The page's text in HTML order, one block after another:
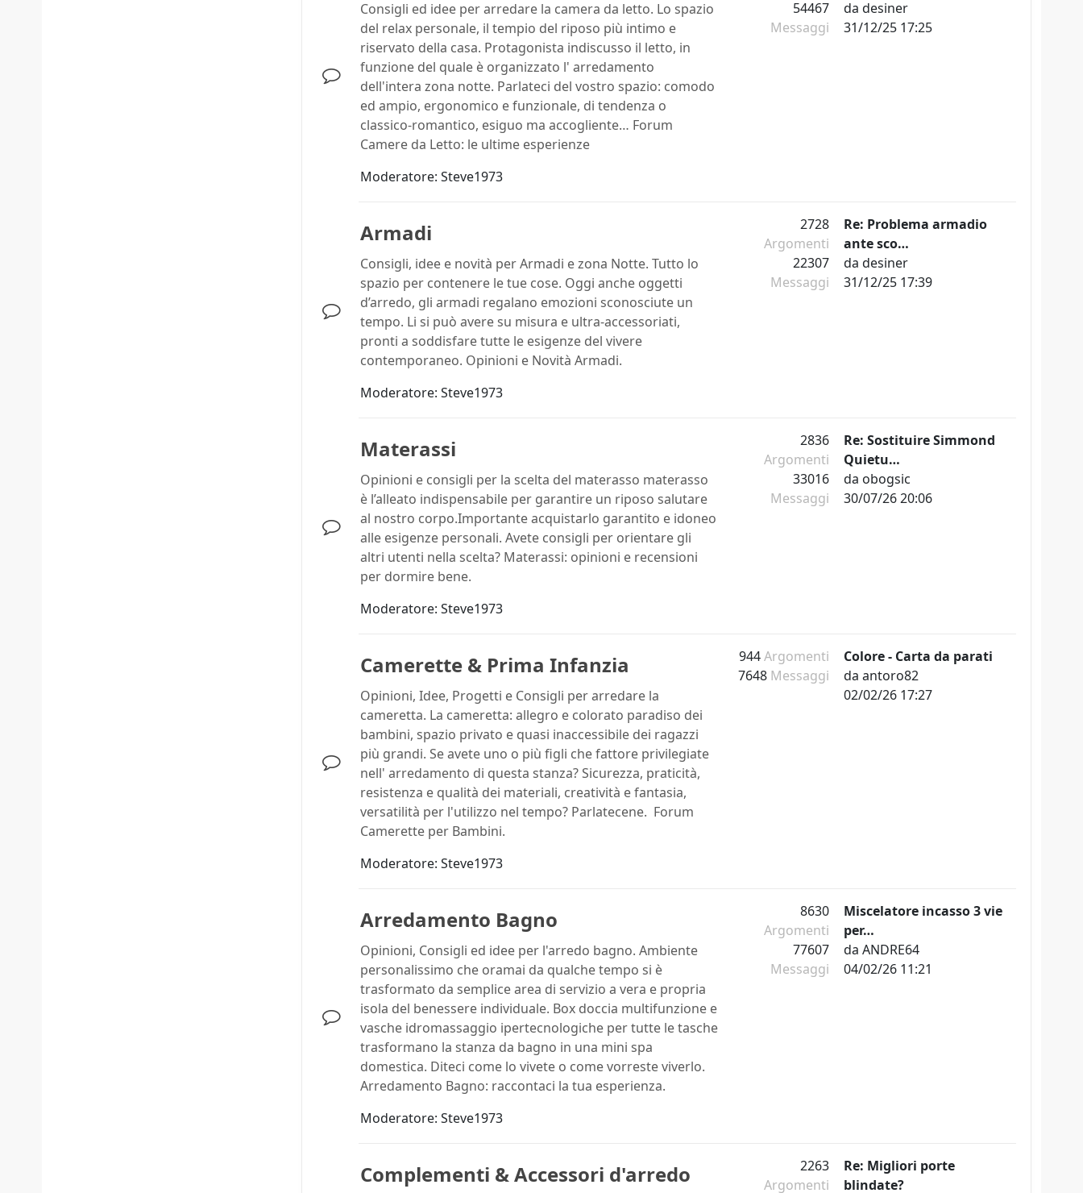
Consigli ed idee per arredare la camera da letto. Lo spazio
del relax personale, il tempio del riposo più intimo e
riservato della casa. Protagonista indiscusso il letto, in
funzione del quale è organizzato l' arredamento
dell'intera zona notte. Parlateci del vostro spazio: comodo
ed ampio, ergonomico e funzionale, di tendenza o
classico-romantico, esiguo ma accogliente… Forum
Camere da Letto: le ultime esperienze
Moderatore: Steve1973
54467
Messaggi
da desiner
31/12/25 17:25
Armadi
Consigli, idee e novità per Armadi e zona Notte. Tutto lo
spazio per contenere le tue cose. Oggi anche oggetti
d’arredo, gli armadi regalano emozioni sconosciute un
tempo. Li si può avere su misura e ultra-accessoriati,
pronti a soddisfare tutte le esigenze del vivere
contemporaneo. Opinioni e Novità Armadi.
Moderatore: Steve1973
2728
Argomenti
22307
Messaggi
Re: Problema armadio
ante sco…
da desiner
31/12/25 17:39
Materassi
Opinioni e consigli per la scelta del materasso materasso
è l’alleato indispensabile per garantire un riposo salutare
al nostro corpo.Importante acquistarlo garantito e idoneo
alle esigenze personali. Avete consigli per orientare gli
altri utenti nella scelta? Materassi: opinioni e recensioni
per dormire bene.
Moderatore: Steve1973
2836
Argomenti
33016
Messaggi
Re: Sostituire Simmond
Quietu…
da obogsic
30/07/26 20:06
Camerette & Prima Infanzia
Opinioni, Idee, Progetti e Consigli per arredare la
cameretta. La cameretta: allegro e colorato paradiso dei
bambini, spazio privato e quasi inaccessibile dei ragazzi
più grandi. Se avete uno o più figli che fattore privilegiate
nell' arredamento di questa stanza? Sicurezza, praticità,
resistenza e qualità dei materiali, creatività e fantasia,
versatilità per l'utilizzo nel tempo? Parlatecene. Forum
Camerette per Bambini.
Moderatore: Steve1973
944Argomenti
7648 Messaggi
Colore - Carta da parati
da antoro82
02/02/26 17:27
Arredamento Bagno
Opinioni, Consigli ed idee per l'arredo bagno. Ambiente
personalissimo che oramai da qualche tempo si è
trasformato da semplice area di servizio a vera e propria
isola del benessere individuale. Box doccia multifunzione e
vasche idromassaggio ipertecnologiche per tutte le tasche
trasformano la stanza da bagno in una mini spa
domestica. Diteci come lo vivete o come vorreste viverlo.
Arredamento Bagno: raccontaci la tua esperienza.
Moderatore: Steve1973
8630
Argomenti
77607
Messaggi
Miscelatore incasso 3 vie
per…
da ANDRE64
04/02/26 11:21
Complementi & Accessori d'arredo
2263
Argomenti
Re: Migliori porte
blindate?